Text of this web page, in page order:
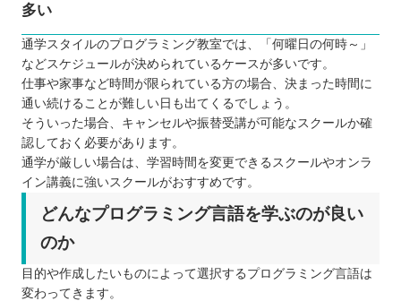
多い
通学スタイルのプログラミング教室では、「何曜日の何時～」
などスケジュールが決められているケースが多いです。
仕事や家事など時間が限られている方の場合、決まった時間に
通い続けることが難しい日も出てくるでしょう。
そういった場合、キャンセルや振替受講が可能なスクールか確
認しておく必要があります。
通学が厳しい場合は、学習時間を変更できるスクールやオンラ
イン講義に強いスクールがおすすめです。
どんなプログラミング言語を学ぶのが良い
のか
目的や作成したいものによって選択するプログラミング言語は
変わってきます。